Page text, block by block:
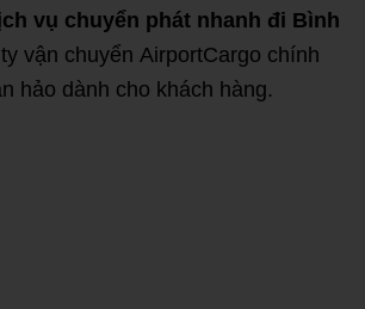
vụ chuyển phát nhanh đi Bình
vận chuyển AirportCargo chính
hảo dành cho khách hàng.